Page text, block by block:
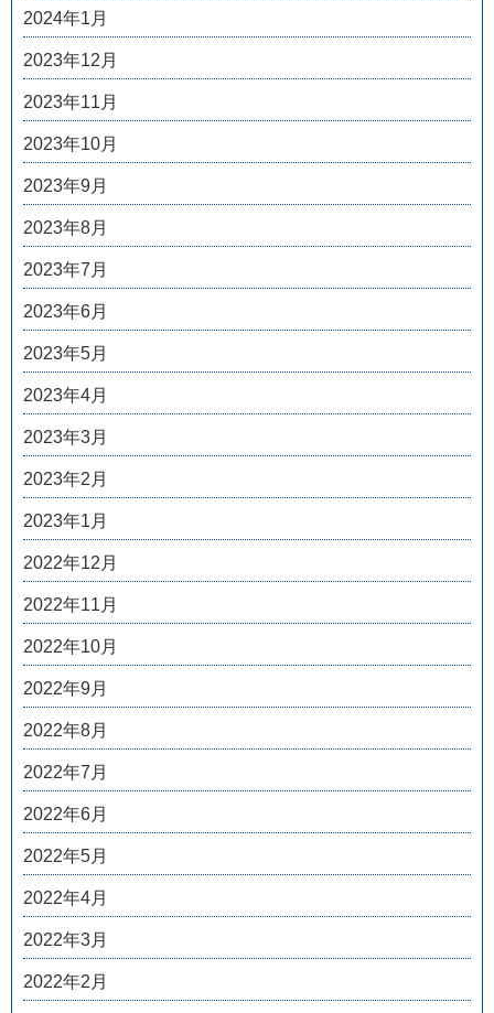
2024年1月
2023年12月
2023年11月
2023年10月
2023年9月
2023年8月
2023年7月
2023年6月
2023年5月
2023年4月
2023年3月
2023年2月
2023年1月
2022年12月
2022年11月
2022年10月
2022年9月
2022年8月
2022年7月
2022年6月
2022年5月
2022年4月
2022年3月
2022年2月